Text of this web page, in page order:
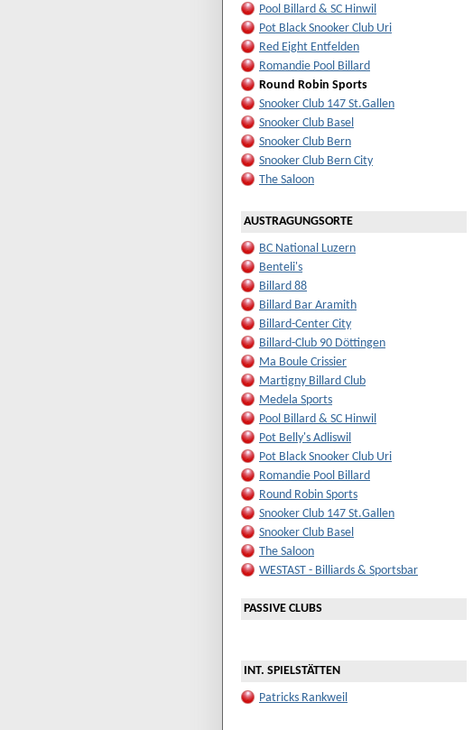
Pool Billard & SC Hinwil
Pot Black Snooker Club Uri
Red Eight Entfelden
Romandie Pool Billard
Round Robin Sports
Snooker Club 147 St.Gallen
Snooker Club Basel
Snooker Club Bern
Snooker Club Bern City
The Saloon
AUSTRAGUNGSORTE
BC National Luzern
Benteli's
Billard 88
Billard Bar Aramith
Billard-Center City
Billard-Club 90 Döttingen
Ma Boule Crissier
Martigny Billard Club
Medela Sports
Pool Billard & SC Hinwil
Pot Belly's Adliswil
Pot Black Snooker Club Uri
Romandie Pool Billard
Round Robin Sports
Snooker Club 147 St.Gallen
Snooker Club Basel
The Saloon
WESTAST - Billiards & Sportsbar
PASSIVE CLUBS
INT. SPIELSTÄTTEN
Patricks Rankweil